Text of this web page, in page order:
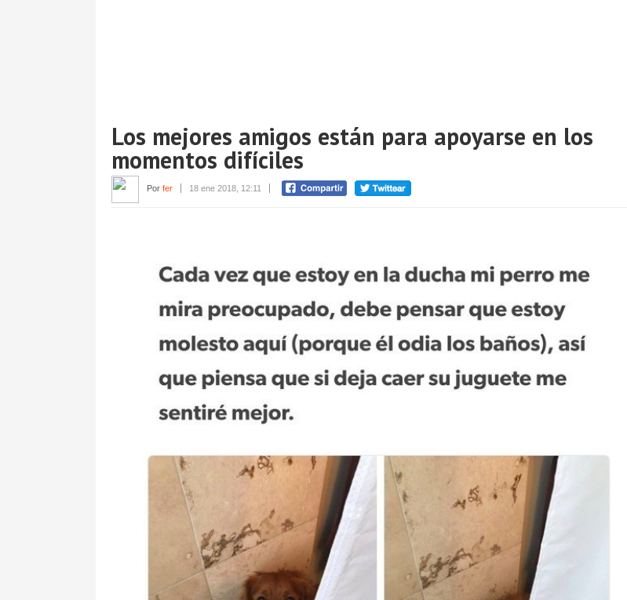
Los mejores amigos están para apoyarse en los
momentos difíciles
Por fer 18 ene 2018, 12:11